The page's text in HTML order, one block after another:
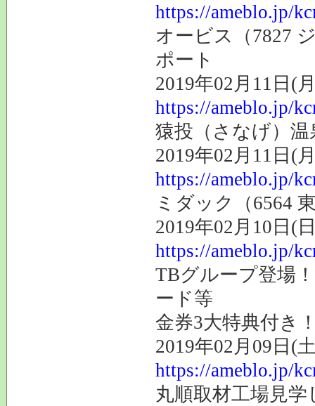
https://ameblo.jp/
オービス（7827
ポート
2019年02月11日(
https://ameblo.jp/
猿投（さなげ）
2019年02月11日(
https://ameblo.jp/
ミダック（6564
2019年02月10日(
https://ameblo.jp/
TBグループ登場
ード等
金券3大特典付き
2019年02月09日(
https://ameblo.jp/
丸順取材工場見